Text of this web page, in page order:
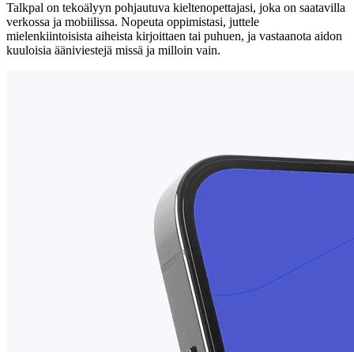
Talkpal on tekoälyyn pohjautuva kieltenopettajasi, joka on saatavilla
verkossa ja mobiilissa. Nopeuta oppimistasi, juttele
mielenkiintoisista aiheista kirjoittaen tai puhuen, ja vastaanota aidon
kuuloisia ääniviestejä missä ja milloin vain.